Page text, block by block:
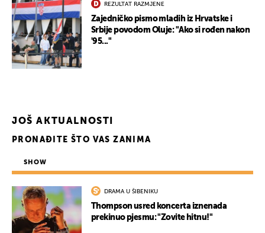
REZULTAT RAZMJENE
Zajedničko pismo mladih iz Hrvatske i
Srbije povodom Oluje: "Ako si rođen nakon
'95..."
JOŠ AKTUALNOSTI
PRONAĐITE ŠTO VAS ZANIMA
SHOW
DRAMA U ŠIBENIKU
Thompson usred koncerta iznenada
prekinuo pjesmu: "Zovite hitnu!"